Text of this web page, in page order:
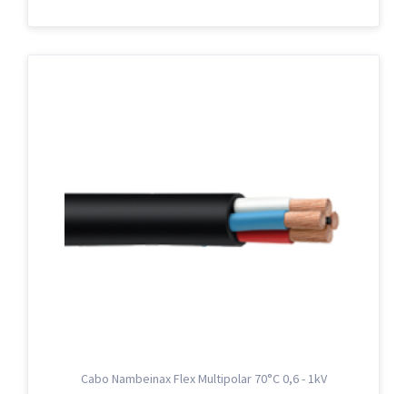
Cabo Nambeinax Flex Multipolar 70°C 0,6 - 1kV